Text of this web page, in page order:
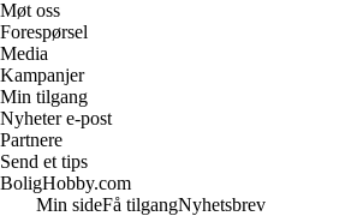
Møt oss
Forespørsel
Media
Kampanjer
Min tilgang
Nyheter e-post
Partnere
Send et tips
BoligHobby.com
Min sideFå tilgangNyhetsbrev